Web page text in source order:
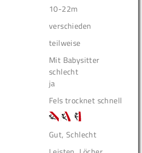
10-22m
verschieden
teilweise
Mit Babysitter
schlecht
ja
Fels trocknet schnell
Gut, Schlecht